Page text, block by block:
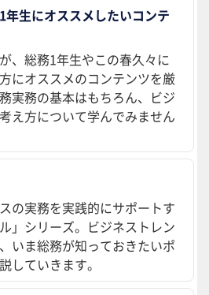
年生にオススメしたいコンテ
、総務1年生やこの春久々に
にオススメのコンテンツを厳
実務の基本はもちろん、ビジ
え方について学んでみません
の実務を実践的にサポートす
」シリーズ。ビジネストレン
いま総務が知っておきたいポ
していきます。